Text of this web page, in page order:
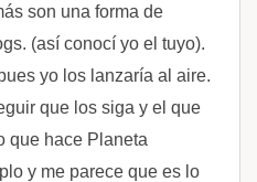
son una forma de
(así conocí yo el tuyo).
yo los lanzaría al aire.
que los siga y el que
que hace Planeta
y me parece que es lo